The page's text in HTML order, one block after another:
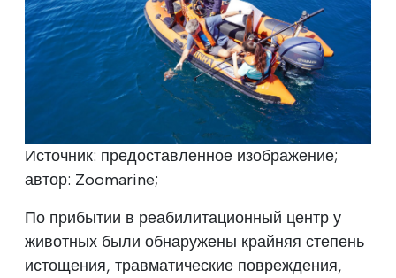
Источник: предоставленное изображение;
автор: Zoomarine;
По прибытии в реабилитационный центр у
животных были обнаружены крайняя степень
истощения, травматические повреждения,